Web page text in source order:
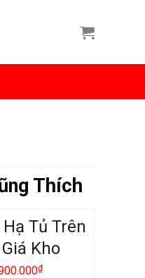
Thích
Tủ Trên
Kho
₫Giá